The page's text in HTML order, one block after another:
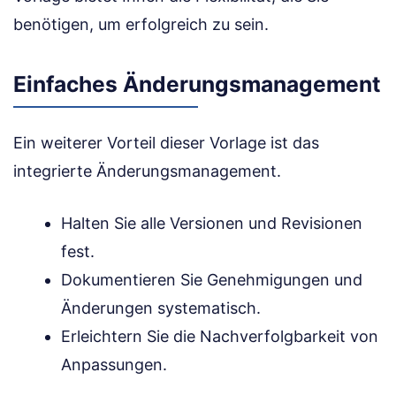
benötigen, um erfolgreich zu sein.
Einfaches Änderungsmanagement
Ein weiterer Vorteil dieser Vorlage ist das
integrierte Änderungsmanagement.
Halten Sie alle Versionen und Revisionen
fest.
Dokumentieren Sie Genehmigungen und
Änderungen systematisch.
Erleichtern Sie die Nachverfolgbarkeit von
Anpassungen.